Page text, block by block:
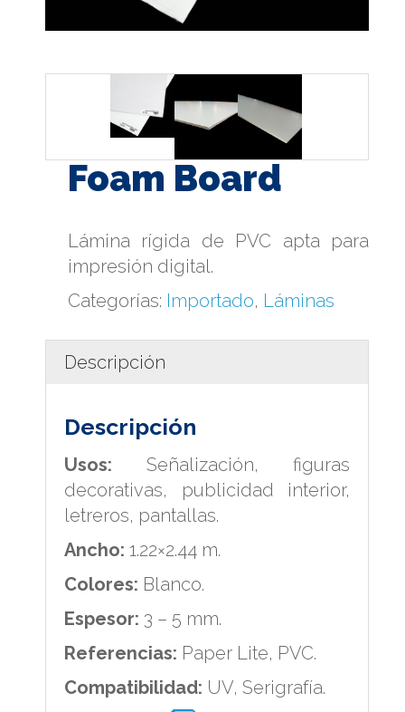
Foam Board
Lámina rígida de PVC apta para
impresión digital.
Categorías: Importado, Láminas
Descripción
Descripción
Usos: Señalización, figuras
decorativas, publicidad interior,
letreros, pantallas.
Ancho: 1.22×2.44 m.
Colores: Blanco.
Espesor: 3 – 5 mm.
Referencias: Paper Lite, PVC.
Compatibilidad: UV, Serigrafía.